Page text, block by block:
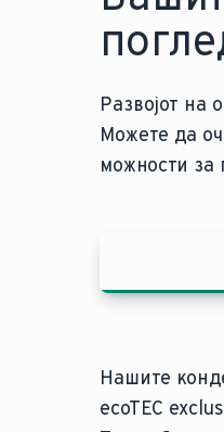
Развојот на
Можете да
можности за
Нашите
ecoTEC